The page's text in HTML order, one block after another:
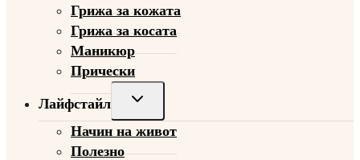
Грижа за кожата
Грижа за косата
Маникюр
Прически
Лайфстайл
Toggle
child
menu
Начин на живот
Полезно